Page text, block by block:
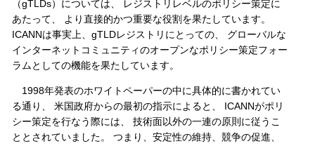
（gTLDs）については、 レジストリレベルのポリシー策定に
あたって、 より直接的かつ重要な役割を果たしています。
ICANNは事実上、gTLDレジストリにとっての、 グローバルな
インターネットコミュニティのオープンなポリシー策定フォー
ラムとしての機能を果たしています。
1998年発表のホワイトペーパーの中に具体的に書かれてい
る通り、 米国政府からの最初の指示によると、 ICANNがポリ
シー策定を行なう際には、 技術面以外の一連の原則に従うこ
ととされていました。 つまり、安定性の維持、競争の促進、